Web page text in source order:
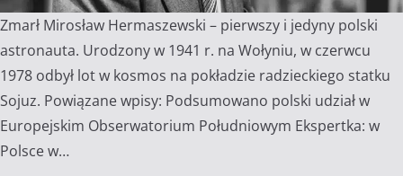
Zmarł Mirosław Hermaszewski – pierwszy i jedyny polski
astronauta. Urodzony w 1941 r. na Wołyniu, w czerwcu
1978 odbył lot w kosmos na pokładzie radzieckiego statku
Sojuz. Powiązane wpisy: Podsumowano polski udział w
Europejskim Obserwatorium Południowym Ekspertka: w
Polsce w…